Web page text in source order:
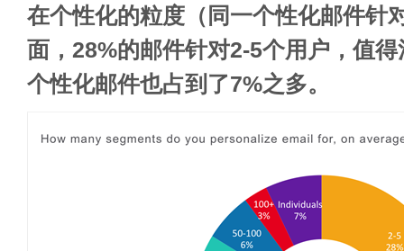
在个性化的粒度（同一个性化邮件针
面，28%的邮件针对2-5个用户，值
个性化邮件也占到了7%之多。